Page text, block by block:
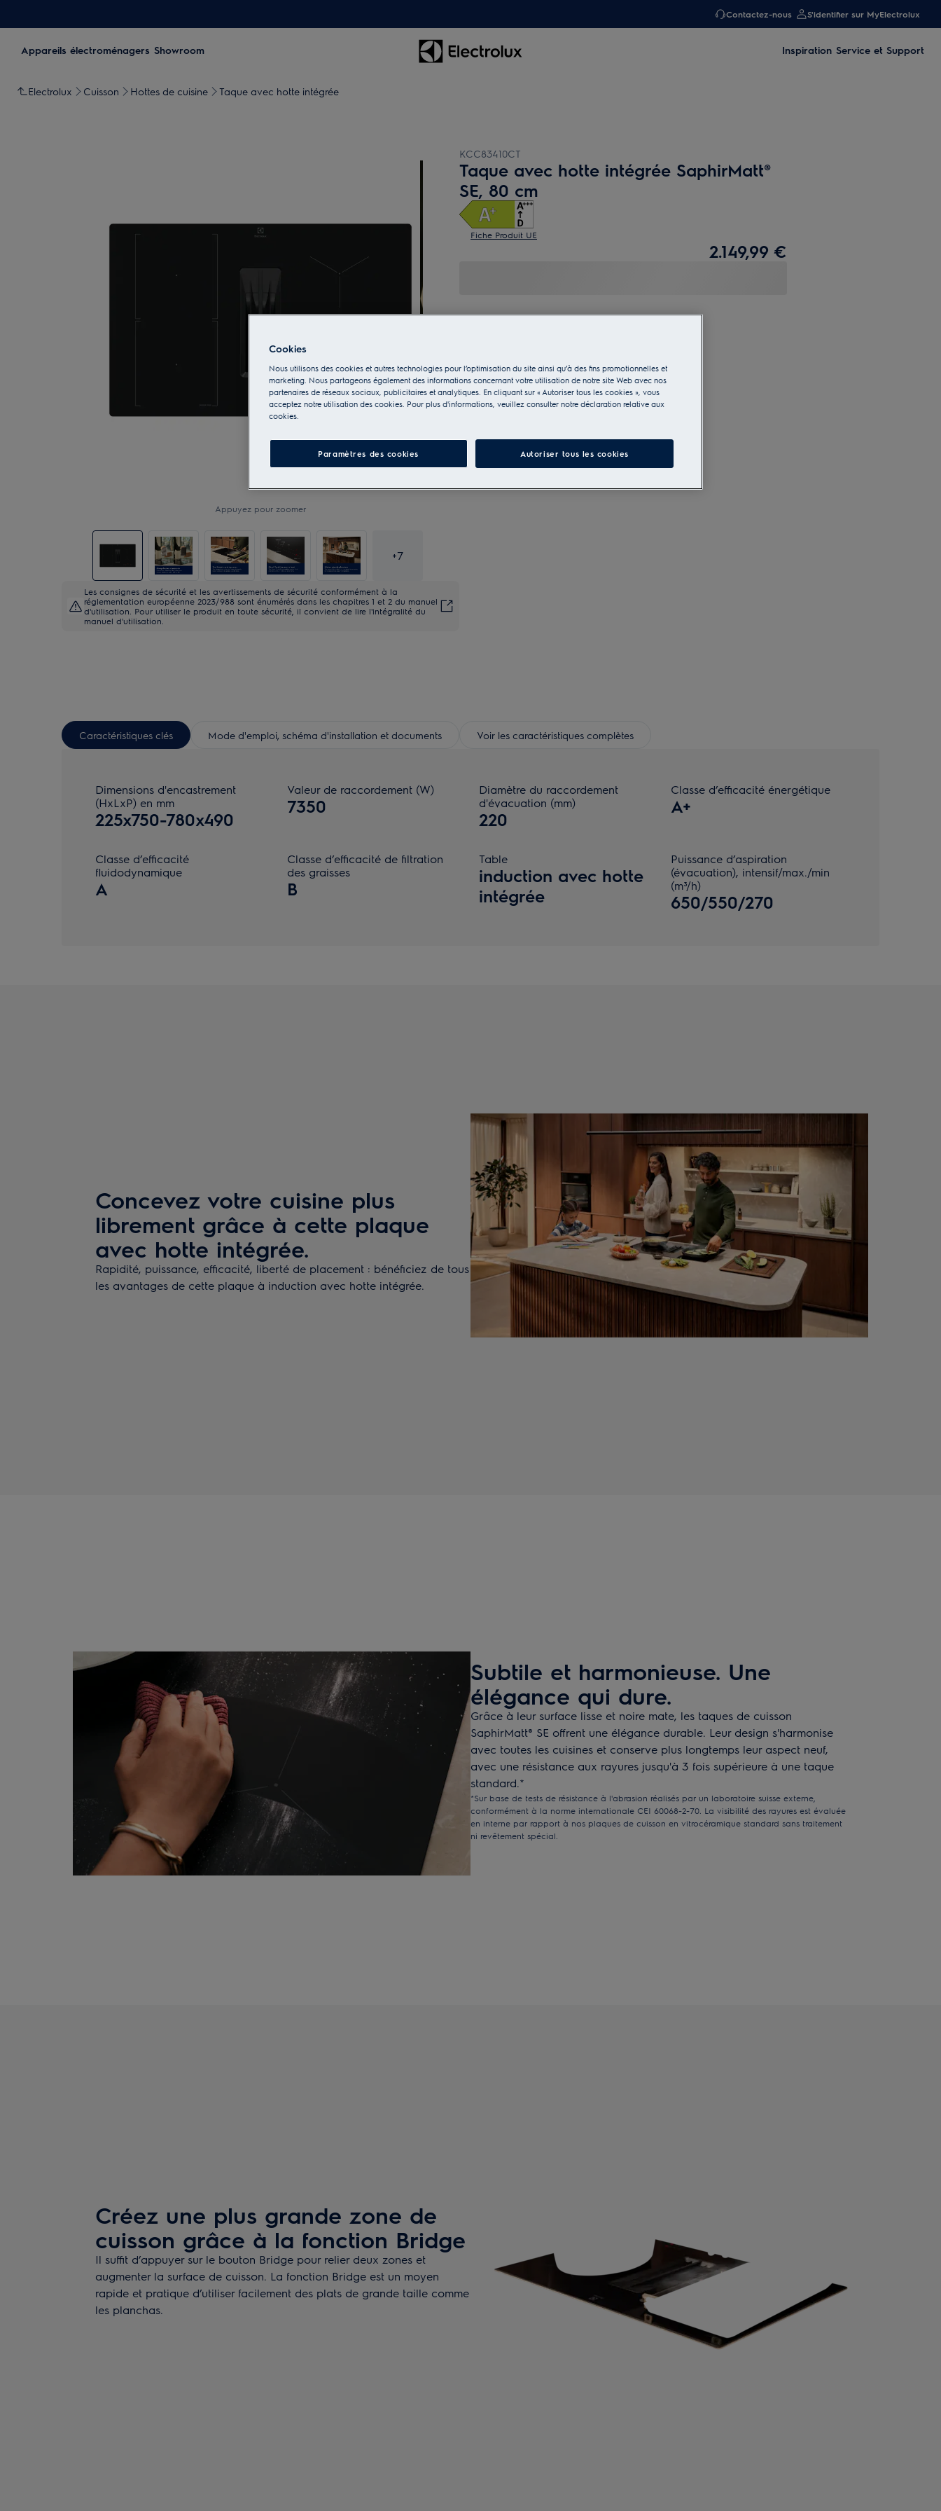
Contactez-nous S'identifier sur MyElectrolux
Appareils électroménagers Showroom Inspiration Service et Support
Electrolux Cuisson Hottes de cuisine Taque avec hotte intégrée
Appuyez pour zoomer
+7
Les consignes de sécurité et les avertissements de sécurité conformément à la
réglementation européenne 2023/988 sont énumérés dans les chapitres 1 et 2 du manuel
d'utilisation. Pour utiliser le produit en toute sécurité, il convient de lire l'intégralité du
manuel d'utilisation.
KCC83410CT
Taque avec hotte intégrée SaphirMatt®
SE, 80 cm
Fiche Produit UE
2.149,99 €
Caractéristiques clés Mode d'emploi, schéma d'installation et documents Voir les caractéristiques complètes
Dimensions d'encastrement
(HxLxP) en mm
225x750-780x490
Valeur de raccordement (W)
7350
Diamètre du raccordement
d'évacuation (mm)
220
Classe d’efficacité énergétique
A+
Classe d’efficacité
fluidodynamique
A
Classe d’efficacité de filtration
des graisses
B
Table
induction avec hotte
intégrée
Puissance d’aspiration
(évacuation), intensif/max./min
(m³/h)
650/550/270
Concevez votre cuisine plus
librement grâce à cette plaque
avec hotte intégrée.
Rapidité, puissance, efficacité, liberté de placement : bénéficiez de tous
les avantages de cette plaque à induction avec hotte intégrée.
Subtile et harmonieuse. Une
élégance qui dure.
Grâce à leur surface lisse et noire mate, les taques de cuisson
SaphirMatt® SE offrent une élégance durable. Leur design s'harmonise
avec toutes les cuisines et conserve plus longtemps leur aspect neuf,
avec une résistance aux rayures jusqu'à 3 fois supérieure à une taque
standard.*
*Sur base de tests de résistance à l'abrasion réalisés par un laboratoire suisse externe,
conformément à la norme internationale CEI 60068-2-70. La visibilité des rayures est évaluée
en interne par rapport à nos plaques de cuisson en vitrocéramique standard sans traitement
ni revêtement spécial.
Créez une plus grande zone de
cuisson grâce à la fonction Bridge
Il suffit d’appuyer sur le bouton Bridge pour relier deux zones et
augmenter la surface de cuisson. La fonction Bridge est un moyen
rapide et pratique d’utiliser facilement des plats de grande taille comme
les planchas.
Cookies
Nous utilisons des cookies et autres technologies pour l’optimisation du site ainsi qu’à des fins promotionnelles et
marketing. Nous partageons également des informations concernant votre utilisation de notre site Web avec nos
partenaires de réseaux sociaux, publicitaires et analytiques. En cliquant sur « Autoriser tous les cookies », vous
acceptez notre utilisation des cookies. Pour plus d'informations, veuillez consulter notre déclaration relative aux
cookies.
Paramètres des cookies Autoriser tous les cookies